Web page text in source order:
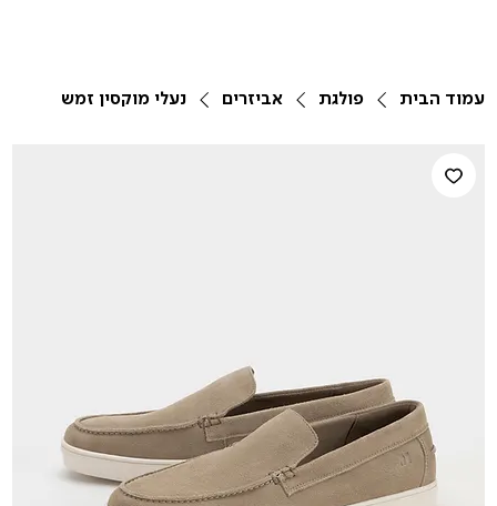
עמוד הבית פולגת אביזרים נעלי מוקסין זמש